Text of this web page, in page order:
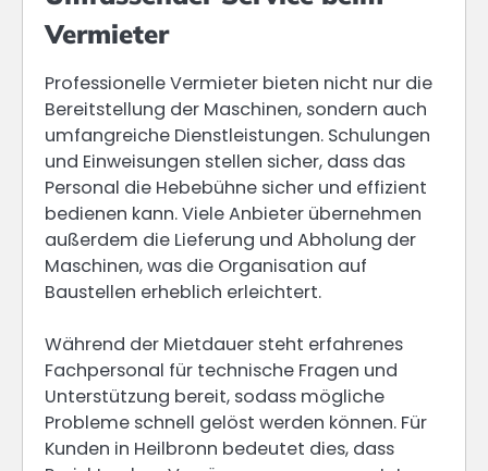
Vermieter
Professionelle Vermieter bieten nicht nur die
Bereitstellung der Maschinen, sondern auch
umfangreiche Dienstleistungen. Schulungen
und Einweisungen stellen sicher, dass das
Personal die Hebebühne sicher und effizient
bedienen kann. Viele Anbieter übernehmen
außerdem die Lieferung und Abholung der
Maschinen, was die Organisation auf
Baustellen erheblich erleichtert.
Während der Mietdauer steht erfahrenes
Fachpersonal für technische Fragen und
Unterstützung bereit, sodass mögliche
Probleme schnell gelöst werden können. Für
Kunden in Heilbronn bedeutet dies, dass